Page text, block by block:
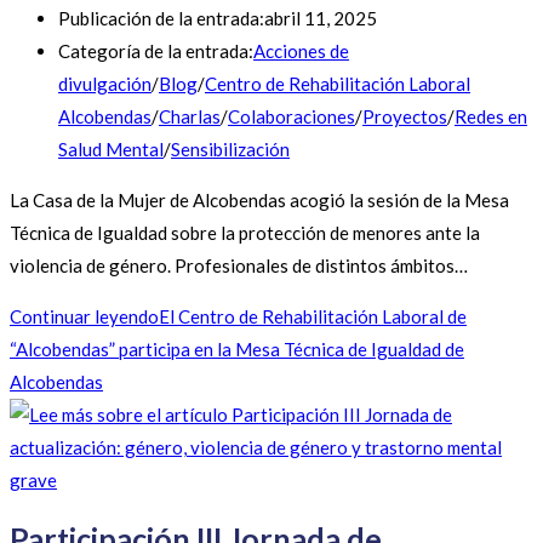
Publicación de la entrada:abril 11, 2025
Categoría de la entrada:Acciones de
divulgación/Blog/Centro de Rehabilitación Laboral
Alcobendas/Charlas/Colaboraciones/Proyectos/Redes en
Salud Mental/Sensibilización
La Casa de la Mujer de Alcobendas acogió la sesión de la Mesa
Técnica de Igualdad sobre la protección de menores ante la
violencia de género. Profesionales de distintos ámbitos…
Continuar leyendoEl Centro de Rehabilitación Laboral de
“Alcobendas” participa en la Mesa Técnica de Igualdad de
Alcobendas